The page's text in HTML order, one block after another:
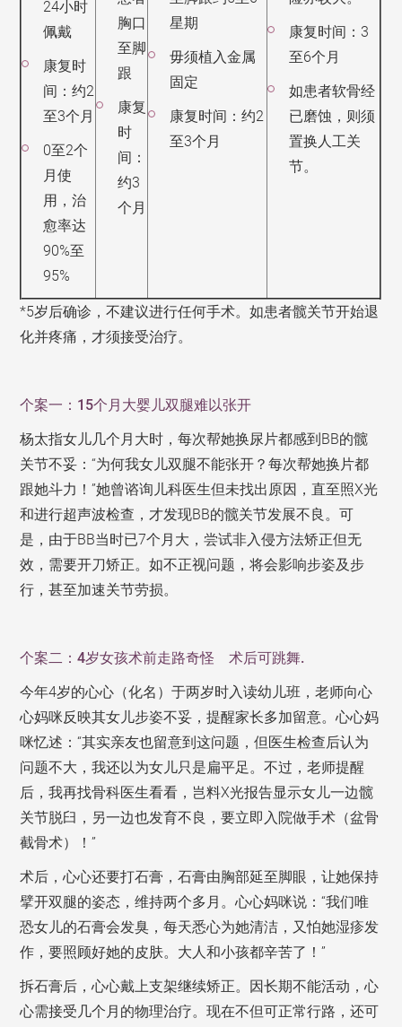
24小时
佩戴
康复时
间：约2
至3个月
0至2个
月使
用，治
愈率达
90%至
95%
胸口
至脚
跟
康复
时
间：
约3
个月
星期
毋须植入金属
固定
康复时间：约2
至3个月
康复时间： 3
至6个月
如患者软骨经
已磨蚀，则须
置换人工关
节。
*5岁后确诊，不建议进行任何手术。如患者髋关节开始退
化并疼痛，才须接受治疗。
个案一：15个月大婴儿双腿难以张开
杨太指女儿几个月大时，每次帮她换尿片都感到BB的髋
关节不妥：“为何我女儿双腿不能张开？每次帮她换片都
跟她斗力！”她曾谘询儿科医生但未找出原因，直至照X光
和进行超声波检查，才发现BB的髋关节发展不良。可
是，由于BB当时已7个月大，尝试非入侵方法矫正但无
效，需要开刀矫正。如不正视问题，将会影响步姿及步
行，甚至加速关节劳损。
个案二：4岁女孩术前走路奇怪 术后可跳舞.
今年4岁的心心（化名）于两岁时入读幼儿班，老师向心
心妈咪反映其女儿步姿不妥，提醒家长多加留意。心心妈
咪忆述：“其实亲友也留意到这问题，但医生检查后认为
问题不大，我还以为女儿只是扁平足。不过，老师提醒
后，我再找骨科医生看看，岂料X光报告显示女儿一边髋
关节脱臼，另一边也发育不良，要立即入院做手术（盆骨
截骨术）！”
术后，心心还要打石膏，石膏由胸部延至脚眼，让她保持
擘开双腿的姿态，维持两个多月。心心妈咪说：“我们唯
恐女儿的石膏会发臭，每天悉心为她清洁，又怕她湿疹发
作，要照顾好她的皮肤。大人和小孩都辛苦了！”
拆石膏后，心心戴上支架继续矫正。因长期不能活动，心
心需接受几个月的物理治疗。现在不但可正常行路，还可